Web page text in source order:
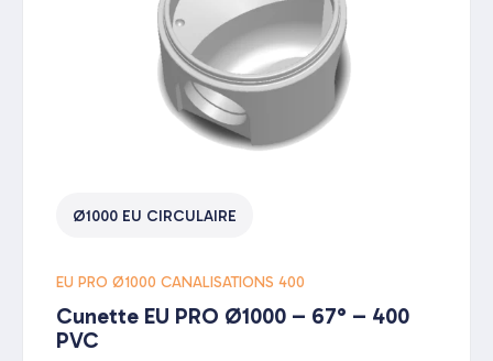
Ø1000 EU CIRCULAIRE
EU PRO Ø1000 CANALISATIONS 400
Cunette EU PRO Ø1000 – 67° – 400
PVC